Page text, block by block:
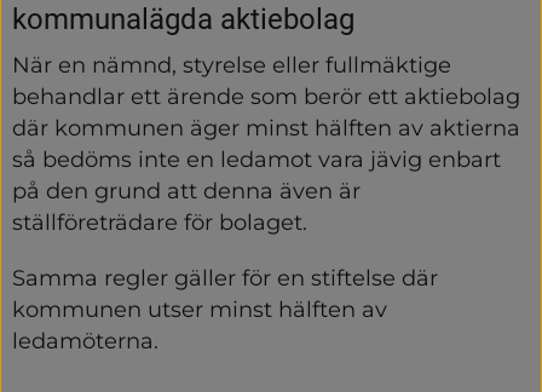
kommunalägda aktiebolag
När en nämnd, styrelse eller fullmäktige
behandlar ett ärende som berör ett aktiebolag
där kommunen äger minst hälften av aktierna
så bedöms inte en ledamot vara jävig enbart
på den grund att denna även är
ställföreträdare för bolaget.
Samma regler gäller för en stiftelse där
kommunen utser minst hälften av
ledamöterna.